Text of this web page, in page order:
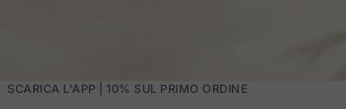
SCARICA L'APP | 10% SUL PRIMO ORDINE